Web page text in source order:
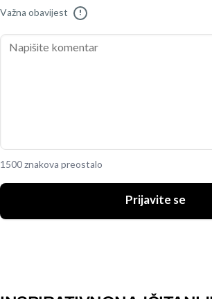
Važna obavijest !
1500 znakova preostalo
Prijavite se